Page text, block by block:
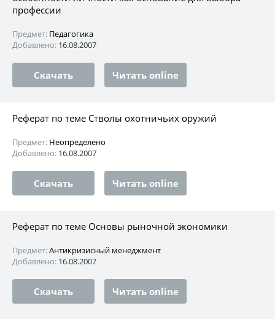
профессии
Предмет: Педагогика
Добавлено: 16.08.2007
Скачать Читать online
Реферат по теме Стволы охотничьих оружий
Предмет: Неопределено
Добавлено: 16.08.2007
Скачать Читать online
Реферат по теме Основы рыночной экономики
Предмет:Антикризисный менеджмент
Добавлено: 16.08.2007
Скачать Читать online